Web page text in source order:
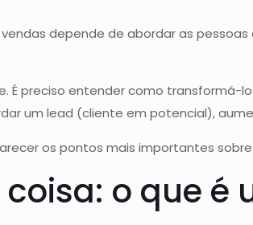
depende de abordar as
É preciso entender como transformá-
um lead (cliente em potencial),
os pontos mais importantes
o que é